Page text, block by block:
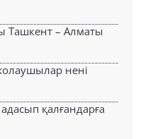
Ташкент – Алматы
нені
қалғандарға